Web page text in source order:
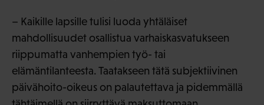
– Kaikille lapsille tulisi luoda yhtäläiset
mahdollisuudet osallistua varhaiskasvatukseen
riippumatta vanhempien työ- tai
elämäntilanteesta. Taatakseen tätä subjektiivinen
päivähoito-oikeus on palautettava ja pidemmällä